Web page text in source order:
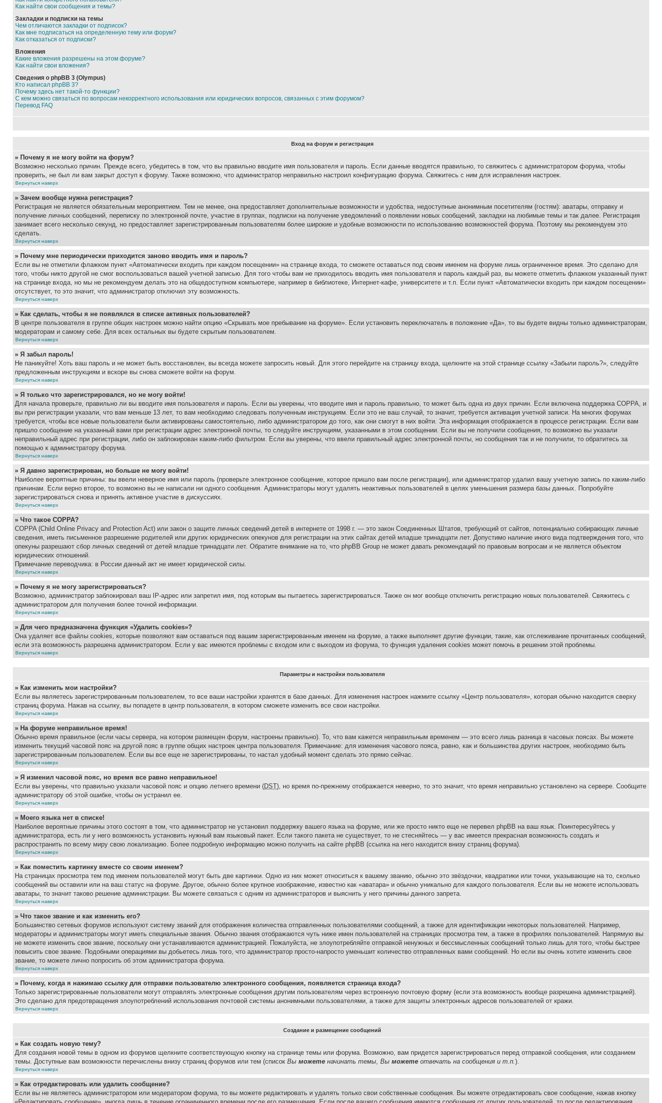
Как найти свои сообщения и темы?
Закладки и подписки на темы
Чем отличаются закладки от подписок?
Как мне подписаться на определенную тему или форум?
Как отказаться от подписки?
Вложения
Какие вложения разрешены на этом форуме?
Как найти свои вложения?
Сведения о phpBB 3 (Olympus)
Кто написал phpBB 3?
Почему здесь нет такой-то функции?
С кем можно связаться по вопросам некорректного использования или юридических вопросов, связанных с этим форумом?
Перевод FAQ
Вход на форум и регистрация
» Почему я не могу войти на форум?
Возможно несколько причин. Прежде всего, убедитесь в том, что вы правильно вводите имя пользователя и пароль. Если данные вводятся правильно, то свяжитесь с администратором форума, чтобы
проверить, не был ли вам закрыт доступ к форуму. Также возможно, что администратор неправильно настроил конфигурацию форума. Свяжитесь с ним для исправления настроек.
Вернуться наверх
» Зачем вообще нужна регистрация?
Регистрация не является обязательным мероприятием. Тем не менее, она предоставляет дополнительные возможности и удобства, недоступные анонимным посетителям (гостям): аватары, отправку и
получение личных сообщений, переписку по электронной почте, участие в группах, подписки на получение уведомлений о появлении новых сообщений, закладки на любимые темы и так далее. Регистрация
занимает всего несколько секунд, но предоставляет зарегистрированным пользователям более широкие и удобные возможности по использованию возможностей форума. Поэтому мы рекомендуем это
сделать.
Вернуться наверх
» Почему мне периодически приходится заново вводить имя и пароль?
Если вы не отметили флажком пункт «Автоматически входить при каждом посещении» на странице входа, то сможете оставаться под своим именем на форуме лишь ограниченное время. Это сделано для
того, чтобы никто другой не смог воспользоваться вашей учетной записью. Для того чтобы вам не приходилось вводить имя пользователя и пароль каждый раз, вы можете отметить флажком указанный пункт
на странице входа, но мы не рекомендуем делать это на общедоступном компьютере, например в библиотеке, Интернет-кафе, университете и т.п. Если пункт «Автоматически входить при каждом посещении»
отсутствует, то это значит, что администратор отключил эту возможность.
Вернуться наверх
» Как сделать, чтобы я не появлялся в списке активных пользователей?
В центре пользователя в группе общих настроек можно найти опцию «Скрывать мое пребывание на форуме». Если установить переключатель в положение «Да», то вы будете видны только администраторам,
модераторам и самому себе. Для всех остальных вы будете скрытым пользователем.
Вернуться наверх
» Я забыл пароль!
Не паникуйте! Хоть ваш пароль и не может быть восстановлен, вы всегда можете запросить новый. Для этого перейдите на страницу входа, щелкните на этой странице ссылку «Забыли пароль?», следуйте
предложенным инструкциям и вскоре вы снова сможете войти на форум.
Вернуться наверх
» Я только что зарегистрировался, но не могу войти!
Для начала проверьте, правильно ли вы вводите имя пользователя и пароль. Если вы уверены, что вводите имя и пароль правильно, то может быть одна из двух причин. Если включена поддержка COPPA, и
вы при регистрации указали, что вам меньше 13 лет, то вам необходимо следовать полученным инструкциям. Если это не ваш случай, то значит, требуется активация учетной записи. На многих форумах
требуется, чтобы все новые пользователи были активированы самостоятельно, либо администратором до того, как они смогут в них войти. Эта информация отображается в процессе регистрации. Если вам
пришло сообщение на указанный вами при регистрации адрес электронной почты, то следуйте инструкциям, указанными в этом сообщении. Если вы не получили сообщения, то возможно вы указали
неправильный адрес при регистрации, либо он заблокирован каким-либо фильтром. Если вы уверены, что ввели правильный адрес электронной почты, но сообщения так и не получили, то обратитесь за
помощью к администратору форума.
Вернуться наверх
» Я давно зарегистрирован, но больше не могу войти!
Наиболее вероятные причины: вы ввели неверное имя или пароль (проверьте электронное сообщение, которое пришло вам после регистрации), или администратор удалил вашу учетную запись по каким-либо
причинам. Если верно второе, то возможно вы не написали ни одного сообщения. Администраторы могут удалять неактивных пользователей в целях уменьшения размера базы данных. Попробуйте
зарегистрироваться снова и принять активное участие в дискуссиях.
Вернуться наверх
» Что такое COPPA?
COPPA (Child Online Privacy and Protection Act) или закон о защите личных сведений детей в интернете от 1998 г. — это закон Соединенных Штатов, требующий от сайтов, потенциально собирающих личные
сведения, иметь письменное разрешение родителей или других юридических опекунов для регистрации на этих сайтах детей младше тринадцати лет. Допустимо наличие иного вида подтверждения того, что
опекуны разрешают сбор личных сведений от детей младше тринадцати лет. Обратите внимание на то, что phpBB Group не может давать рекомендаций по правовым вопросам и не является объектом
юридических отношений.
Примечание переводчика: в России данный акт не имеет юридической силы.
Вернуться наверх
» Почему я не могу зарегистрироваться?
Возможно, администратор заблокировал ваш IP-адрес или запретил имя, под которым вы пытаетесь зарегистрироваться. Также он мог вообще отключить регистрацию новых пользователей. Свяжитесь с
администратором для получения более точной информации.
Вернуться наверх
» Для чего предназначена функция «Удалить cookies»?
Она удаляет все файлы cookies, которые позволяют вам оставаться под вашим зарегистрированным именем на форуме, а также выполняет другие функции, такие, как отслеживание прочитанных сообщений,
если эта возможность разрешена администратором. Если у вас имеются проблемы с входом или с выходом из форума, то функция удаления cookies может помочь в решении этой проблемы.
Вернуться наверх
Параметры и настройки пользователя
» Как изменить мои настройки?
Если вы являетесь зарегистрированным пользователем, то все ваши настройки хранятся в базе данных. Для изменения настроек нажмите ссылку «Центр пользователя», которая обычно находится сверху
страниц форума. Нажав на ссылку, вы попадете в центр пользователя, в котором сможете изменить все свои настройки.
Вернуться наверх
» На форуме неправильное время!
Обычно время правильное (если часы сервера, на котором размещен форум, настроены правильно). То, что вам кажется неправильным временем — это всего лишь разница в часовых поясах. Вы можете
изменить текущий часовой пояс на другой пояс в группе общих настроек центра пользователя. Примечание: для изменения часового пояса, равно, как и большинства других настроек, необходимо быть
зарегистрированным пользователем. Если вы все еще не зарегистрированы, то настал удобный момент сделать это прямо сейчас.
Вернуться наверх
» Я изменил часовой пояс, но время все равно неправильное!
Если вы уверены, что правильно указали часовой пояс и опцию летнего времени (DST), но время по-прежнему отображается неверно, то это значит, что время неправильно установлено на сервере. Сообщите
администратору об этой ошибке, чтобы он устранил ее.
Вернуться наверх
» Моего языка нет в списке!
Наиболее вероятные причины этого состоят в том, что администратор не установил поддержку вашего языка на форуме, или же просто никто еще не перевел phpBB на ваш язык. Поинтересуйтесь у
администратора, есть ли у него возможность установить нужный вам языковый пакет. Если такого пакета не существует, то не стесняйтесь — у вас имеется прекрасная возможность создать и
распространить по всему миру свою локализацию. Более подробную информацию можно получить на сайте phpBB (ссылка на него находится внизу страниц форума).
Вернуться наверх
» Как поместить картинку вместе со своим именем?
На страницах просмотра тем под именем пользователей могут быть две картинки. Одно из них может относиться к вашему званию, обычно это звёздочки, квадратики или точки, указывающие на то, сколько
сообщений вы оставили или на ваш статус на форуме. Другое, обычно более крупное изображение, известно как «аватара» и обычно уникально для каждого пользователя. Если вы не можете использовать
аватары, то значит таково решение администрации. Вы можете связаться с одним из администраторов и выяснить у него причины данного запрета.
Вернуться наверх
» Что такое звание и как изменить его?
Большинство сетевых форумов используют систему званий для отображения количества отправленных пользователями сообщений, а также для идентификации некоторых пользователей. Например,
модераторы и администраторы могут иметь специальные звания. Обычно звания отображаются чуть ниже имен пользователей на страницах просмотра тем, а также в профилях пользователей. Напрямую вы
не можете изменить свое звание, поскольку они устанавливаются администрацией. Пожалуйста, не злоупотребляйте отправкой ненужных и бессмысленных сообщений только лишь для того, чтобы быстрее
повысить свое звание. Подобными операциями вы добьетесь лишь того, что администратор просто-напросто уменьшит количество отправленных вами сообщений. Но если вы очень хотите изменить свое
звание, то можете лично попросить об этом администратора форума.
Вернуться наверх
» Почему, когда я нажимаю ссылку для отправки пользователю электронного сообщения, появляется страница входа?
Только зарегистрированные пользователи могут отправлять электронные сообщения другим пользователям через встроенную почтовую форму (если эта возможность вообще разрешена администрацией).
Это сделано для предотвращения злоупотреблений использования почтовой системы анонимными пользователями, а также для защиты электронных адресов пользователей от кражи.
Вернуться наверх
Создание и размещение сообщений
» Как создать новую тему?
Для создания новой темы в одном из форумов щелкните соответствующую кнопку на странице темы или форума. Возможно, вам придется зарегистрироваться перед отправкой сообщения, или созданием
темы. Доступные вам возможности перечислены внизу страниц форумов или тем (список Вы можете начинать темы, Вы можете отвечать на сообщения и т.п.).
Вернуться наверх
» Как отредактировать или удалить сообщение?
Если вы не являетесь администратором или модератором форума, то вы можете редактировать и удалять только свои собственные сообщения. Вы можете отредактировать свое сообщение, нажав кнопку